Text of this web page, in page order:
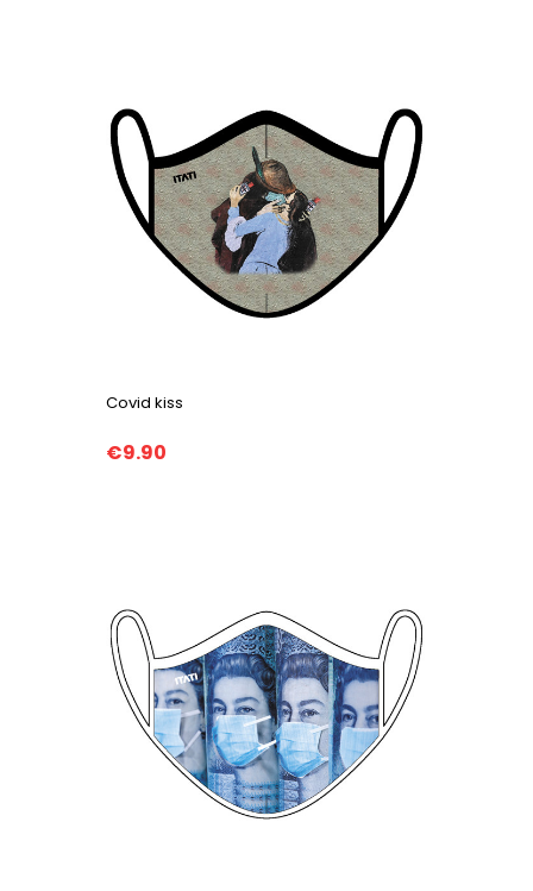
Covid kiss
€9.90